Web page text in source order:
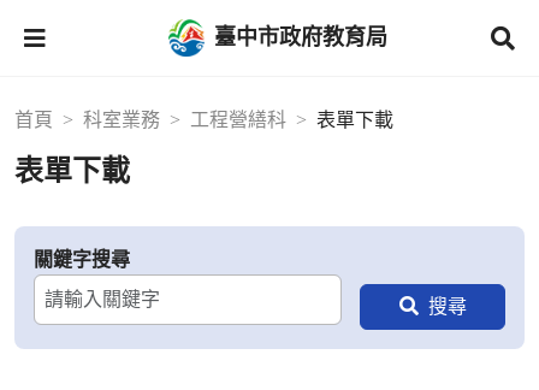
臺中市政府教育局
首頁 科室業務 工程營繕科 表單下載
表單下載
關鍵字搜尋